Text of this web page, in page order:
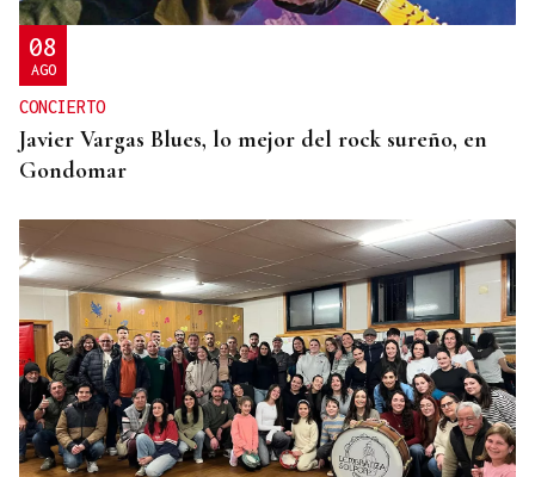
08
AGO
CONCIERTO
Javier Vargas Blues, lo mejor del rock sureño, en
Gondomar